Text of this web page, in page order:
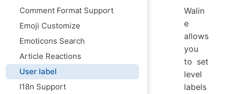
Comment Format Support
Emoji Customize
Emoticons Search
Article Reactions
User label
I18n Support
Walin
e
allows
you
to set
level
labels